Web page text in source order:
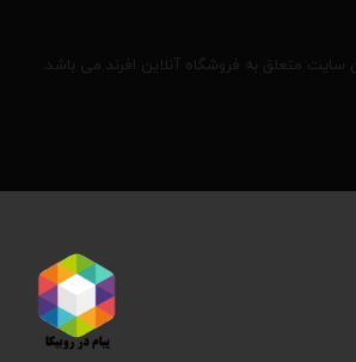
متعلق به فروشگاه آنلاین افرند می باشد.